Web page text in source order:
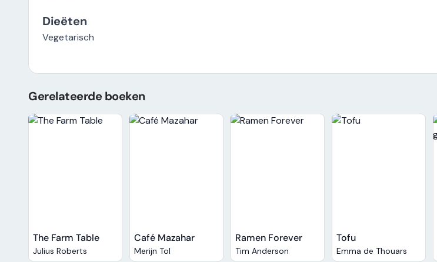
Dieëten
Vegetarisch
Gerelateerde boeken
The Farm Table
Julius Roberts
Café Mazahar
Merijn Tol
Ramen Forever
Tim Anderson
Tofu
Emma de Thouars